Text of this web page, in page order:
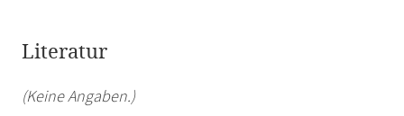
Literatur
(Keine Angaben.)